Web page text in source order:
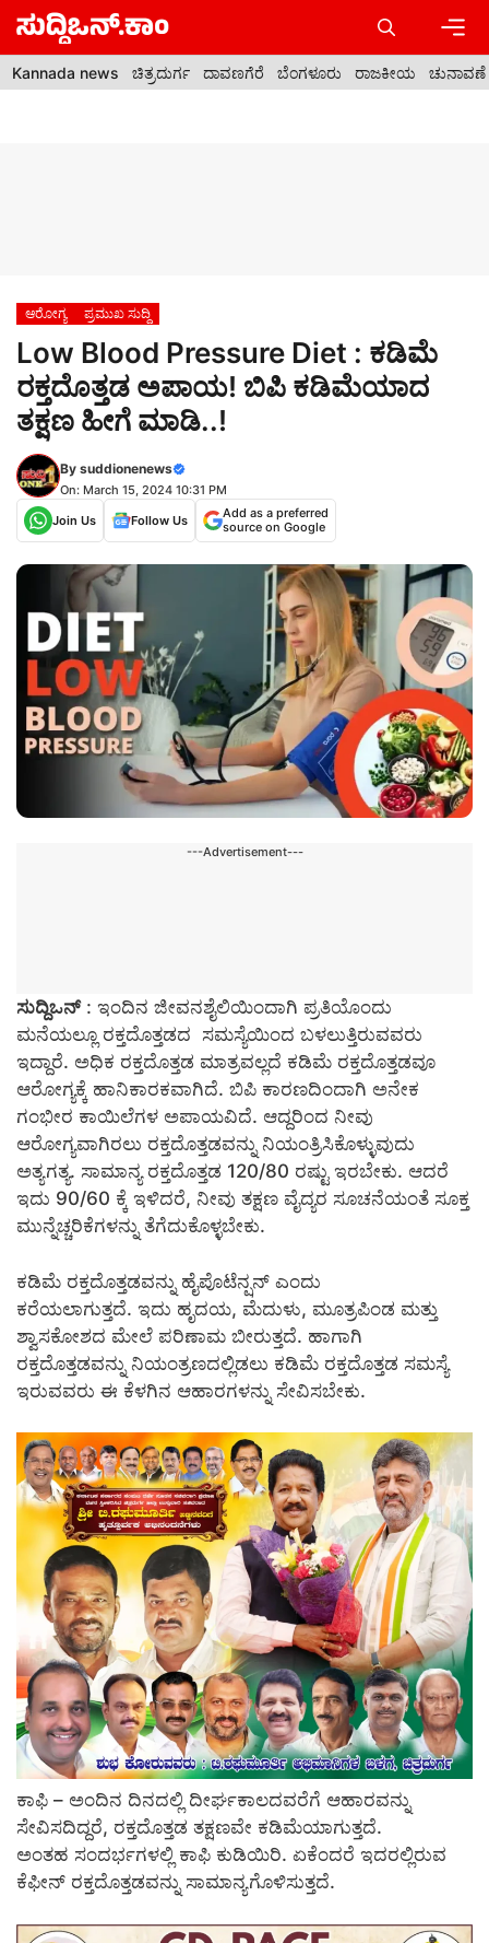
Skip
content
Kannada news ಚಿತ್ರದುರ್ಗ ದಾವಣಗೆರೆ ಬೆಂಗಳೂರು ರಾಜಕೀಯ ಚುನಾವಣೆ
ಆರೋಗ್ಯ ಪ್ರಮುಖ ಸುದ್ದಿ
Low Blood Pressure Diet : ಕಡಿಮೆ
ರಕ್ತದೊತ್ತಡ ಅಪಾಯ! ಬಿಪಿ ಕಡಿಮೆಯಾದ
ತಕ್ಷಣ ಹೀಗೆ ಮಾಡಿ..!
By suddionenews
On: March 15, 2024 10:31 PM
Join Us
Follow Us
Add as a preferred
source on Google
---Advertisement---
ಸುದ್ದಿಒನ್: ಇಂದಿನ ಜೀವನಶೈಲಿಯಿಂದಾಗಿ ಪ್ರತಿಯೊಂದು
ಮನೆಯಲ್ಲೂ ರಕ್ತದೊತ್ತಡದ ಸಮಸ್ಯೆಯಿಂದ ಬಳಲುತ್ತಿರುವವರು
ಇದ್ದಾರೆ. ಅಧಿಕ ರಕ್ತದೊತ್ತಡ ಮಾತ್ರವಲ್ಲದೆ ಕಡಿಮೆ ರಕ್ತದೊತ್ತಡವೂ
ಆರೋಗ್ಯಕ್ಕೆ ಹಾನಿಕಾರಕವಾಗಿದೆ. ಬಿಪಿ ಕಾರಣದಿಂದಾಗಿ ಅನೇಕ
ಗಂಭೀರ ಕಾಯಿಲೆಗಳ ಅಪಾಯವಿದೆ. ಆದ್ದರಿಂದ ನೀವು
ಆರೋಗ್ಯವಾಗಿರಲು ರಕ್ತದೊತ್ತಡವನ್ನು ನಿಯಂತ್ರಿಸಿಕೊಳ್ಳುವುದು
ಅತ್ಯಗತ್ಯ. ಸಾಮಾನ್ಯ ರಕ್ತದೊತ್ತಡ 120/80 ರಷ್ಟು ಇರಬೇಕು. ಆದರೆ
ಇದು 90/60 ಕ್ಕೆ ಇಳಿದರೆ, ನೀವು ತಕ್ಷಣ ವೈದ್ಯರ ಸೂಚನೆಯಂತೆ ಸೂಕ್ತ
ಮುನ್ನೆಚ್ಚರಿಕೆಗಳನ್ನು ತೆಗೆದುಕೊಳ್ಳಬೇಕು.
ಕಡಿಮೆ ರಕ್ತದೊತ್ತಡವನ್ನು ಹೈಪೊಟೆನ್ಷನ್ ಎಂದು
ಕರೆಯಲಾಗುತ್ತದೆ. ಇದು ಹೃದಯ, ಮೆದುಳು, ಮೂತ್ರಪಿಂಡ ಮತ್ತು
ಶ್ವಾಸಕೋಶದ ಮೇಲೆ ಪರಿಣಾಮ ಬೀರುತ್ತದೆ. ಹಾಗಾಗಿ
ರಕ್ತದೊತ್ತಡವನ್ನು ನಿಯಂತ್ರಣದಲ್ಲಿಡಲು ಕಡಿಮೆ ರಕ್ತದೊತ್ತಡ ಸಮಸ್ಯೆ
ಇರುವವರು ಈ ಕೆಳಗಿನ ಆಹಾರಗಳನ್ನು ಸೇವಿಸಬೇಕು.
ಕಾಫಿ – ಅಂದಿನ ದಿನದಲ್ಲಿ ದೀರ್ಘಕಾಲದವರೆಗೆ ಆಹಾರವನ್ನು
ಸೇವಿಸದಿದ್ದರೆ, ರಕ್ತದೊತ್ತಡ ತಕ್ಷಣವೇ ಕಡಿಮೆಯಾಗುತ್ತದೆ.
ಅಂತಹ ಸಂದರ್ಭಗಳಲ್ಲಿ ಕಾಫಿ ಕುಡಿಯಿರಿ. ಏಕೆಂದರೆ ಇದರಲ್ಲಿರುವ
ಕೆಫೀನ್ ರಕ್ತದೊತ್ತಡವನ್ನು ಸಾಮಾನ್ಯಗೊಳಿಸುತ್ತದೆ.